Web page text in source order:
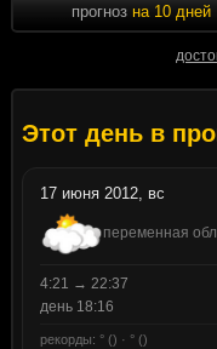
прогноз на 10 дней
Этот день в
17 июня 2012, вс
переменная
4:21 → 22:37
день 18:16
рекорды: ° () · ° ()